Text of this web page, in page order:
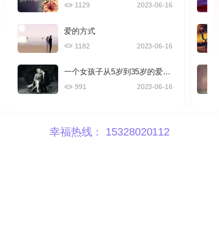
1129 2023-06-16
爱的方式
1182 2023-06-16
一个女孩子从5岁到35岁的爱情感悟
991 2023-06-16
幸福热线： 15328020112